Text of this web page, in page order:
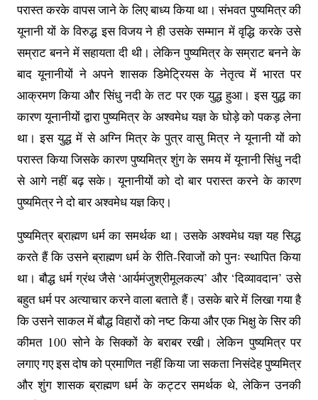
परास्त करके वापस जाने के लिए बाध्य किया था। संभवत पुष्यमित्र की
यूनानी यों के विरुद्ध इस विजय ने ही उसके सम्मान में वृद्धि करके उसे
सम्राट बनने में सहायता दी थी। लेकिन पुष्यमित्र के सम्राट बनने के
बाद यूनानीयों ने अपने शासक डिमेट्रियस के नेतृत्व में भारत पर
आक्रमण किया और सिंधु नदी के तट पर एक युद्ध हुआ। इस युद्ध का
कारण यूनानीयों द्वारा पुष्यमित्र के अश्वमेध यज्ञ के घोड़े को पकड़ लेना
था। इस युद्ध में से अग्नि मित्र के पुत्र वासु मित्र ने यूनानी यों को
परास्त किया जिसके कारण पुष्यमित्र शुंग के समय में यूनानी सिंधु नदी
से आगे नहीं बढ़ सके। यूनानीयों को दो बार परास्त करने के कारण
पुष्यमित्र ने दो बार अश्वमेध यज्ञ किए।
पुष्यमित्र ब्राह्मण धर्म का समर्थक था। उसके अश्वमेध यज्ञ यह सिद्ध
करते हैं कि उसने ब्राह्मण धर्म के रीति-रिवाजों को पुनः स्थापित किया
था। बौद्ध धर्म ग्रंथ जैसे ‘आर्यमंजुश्रीमूलकल्प’ और ‘दिव्यावदान’ उसे
बहुत धर्म पर अत्याचार करने वाला बताते हैं। उसके बारे में लिखा गया है
कि उसने साकल में बौद्ध विहारों को नष्ट किया और एक भिक्षु के सिर की
कीमत 100 सोने के सिक्कों के बराबर रखी। लेकिन पुष्यमित्र पर
लगाए गए इस दोष को प्रमाणित नहीं किया जा सकता निसंदेह पुष्यमित्र
और शुंग शासक ब्राह्मण धर्म के कट्टर समर्थक थे, लेकिन उनकी